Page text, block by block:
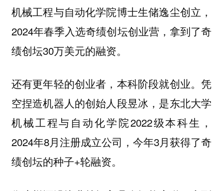
机械工程与自动化学院博士生储逸尘创立，
2024年春季入选奇绩创坛创业营，拿到了奇
绩创坛30万美元的融资。
还有更年轻的创业者，本科阶段就创业。凭
空捏造机器人的创始人段昱冰，是东北大学
机械工程与自动化学院‌2022级本科生，
2024年8月注册成立公司，今年3月获得了奇
绩创坛的种子+轮融资。